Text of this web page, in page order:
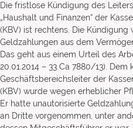
Die fristlose Kündigung des
„Haushalt und Finanzen“ der
(KBV) ist rechtens. Die
Geldzahlungen aus dem
Das geht aus einem Urteil des
20.01.2014 – 33 Ca 7880/13). Dem
Geschäftsbereichsleiter der
(KBV) wurde wegen erheblicher
Er hatte unautorisierte
an Dritte vorgenommen, unter